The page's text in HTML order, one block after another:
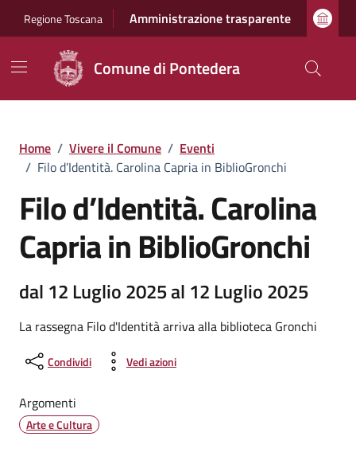
Regione Toscana Amministrazione trasparente
Comune di Pontedera
Home / Vivere il Comune / Eventi
/ Filo d’Identità. Carolina Capria in BiblioGronchi
Filo d’Identità. Carolina
Capria in BiblioGronchi
dal 12 Luglio 2025 al 12 Luglio 2025
La rassegna Filo d'Identità arriva alla biblioteca Gronchi
Condividi Vedi azioni
Argomenti
Arte e Cultura